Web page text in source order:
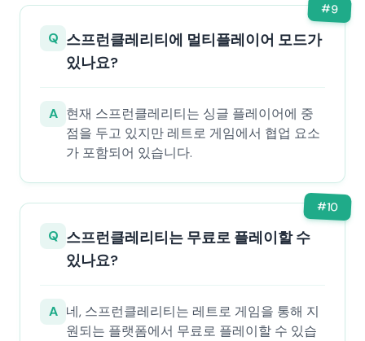
#9
Q 스프런클레리티에 멀티플레이어 모드가
있나요?
A 현재 스프런클레리티는 싱글 플레이어에 중
점을 두고 있지만 레트로 게임에서 협업 요소
가 포함되어 있습니다.
#10
Q 스프런클레리티는 무료로 플레이할 수
있나요?
A 네, 스프런클레리티는 레트로 게임을 통해 지
원되는 플랫폼에서 무료로 플레이할 수 있습